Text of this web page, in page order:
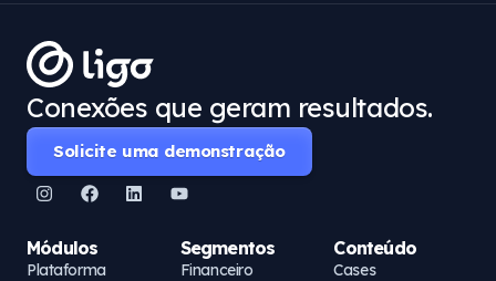
Conexões que geram resultados.
Solicite uma demonstração
Módulos
Plataforma
Segmentos
Financeiro
Conteúdo
Cases